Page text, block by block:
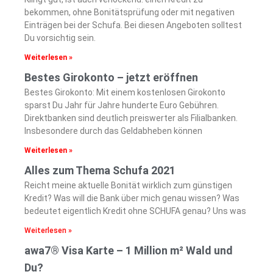
bekommen, ohne Bonitätsprüfung oder mit negativen
Einträgen bei der Schufa. Bei diesen Angeboten solltest
Du vorsichtig sein.
Weiterlesen »
Bestes Girokonto – jetzt eröffnen
Bestes Girokonto: Mit einem kostenlosen Girokonto
sparst Du Jahr für Jahre hunderte Euro Gebühren.
Direktbanken sind deutlich preiswerter als Filialbanken.
Insbesondere durch das Geldabheben können
Weiterlesen »
Alles zum Thema Schufa 2021
Reicht meine aktuelle Bonität wirklich zum günstigen
Kredit? Was will die Bank über mich genau wissen? Was
bedeutet eigentlich Kredit ohne SCHUFA genau? Uns was
Weiterlesen »
awa7® Visa Karte – 1 Million m² Wald und
Du?